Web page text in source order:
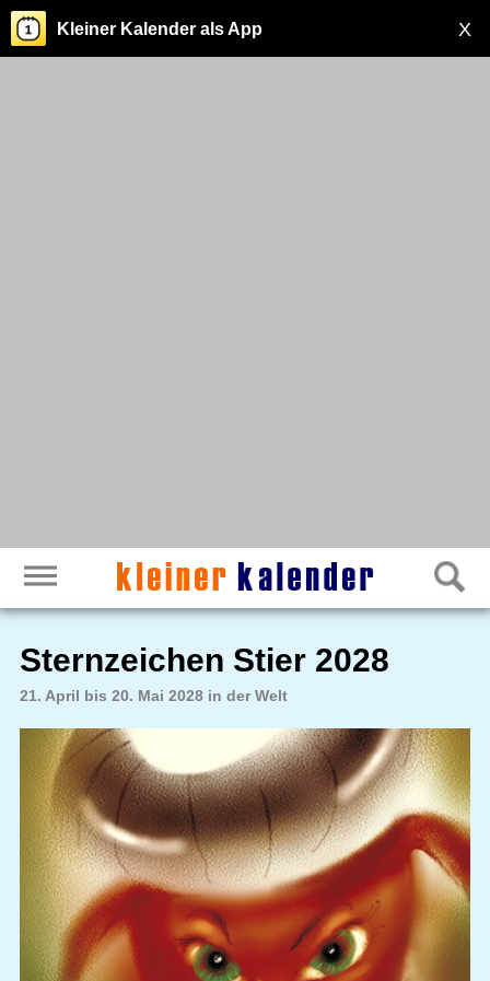
X
Kleiner Kalender als App
Sternzeichen Stier 2028
21. April bis 20. Mai 2028 in der Welt